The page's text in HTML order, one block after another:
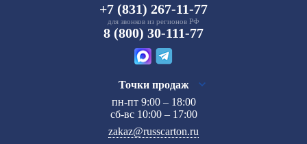
+7 (831) 267-11-77
для звонков из регионов РФ
8 (800) 30-111-77
Точки продаж
пн-пт 9:00 – 18:00
сб-вс 10:00 – 17:00
zakaz@russcarton.ru